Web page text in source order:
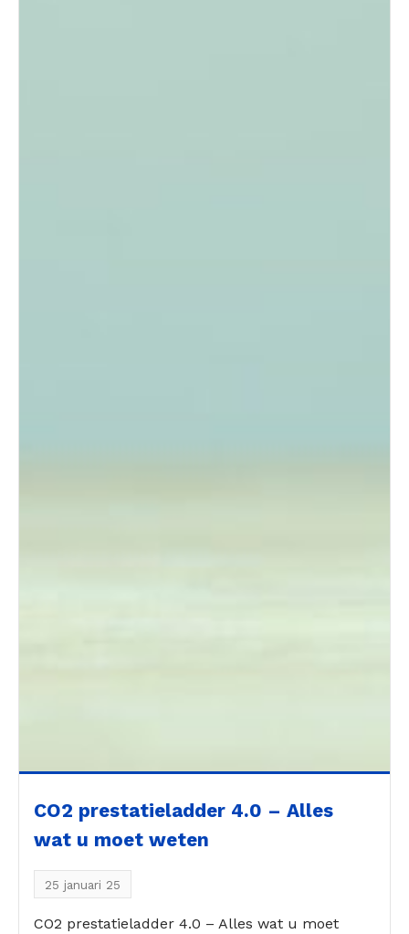
CO2 prestatieladder 4.0 – Alles
wat u moet weten
25 januari 25
CO2 prestatieladder 4.0 – Alles wat u moet